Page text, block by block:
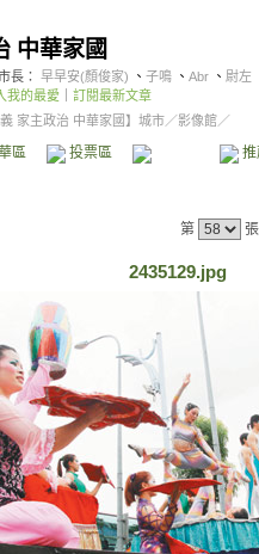
中華家國
長： 早早安(顏俊家) 、 子鳴 、 Abr 、 尉左
我的最愛
訂閱最新文章
義 家主政治 中華家國】城市／影像館／
區 投票區 影像館
第
2435129.jpg